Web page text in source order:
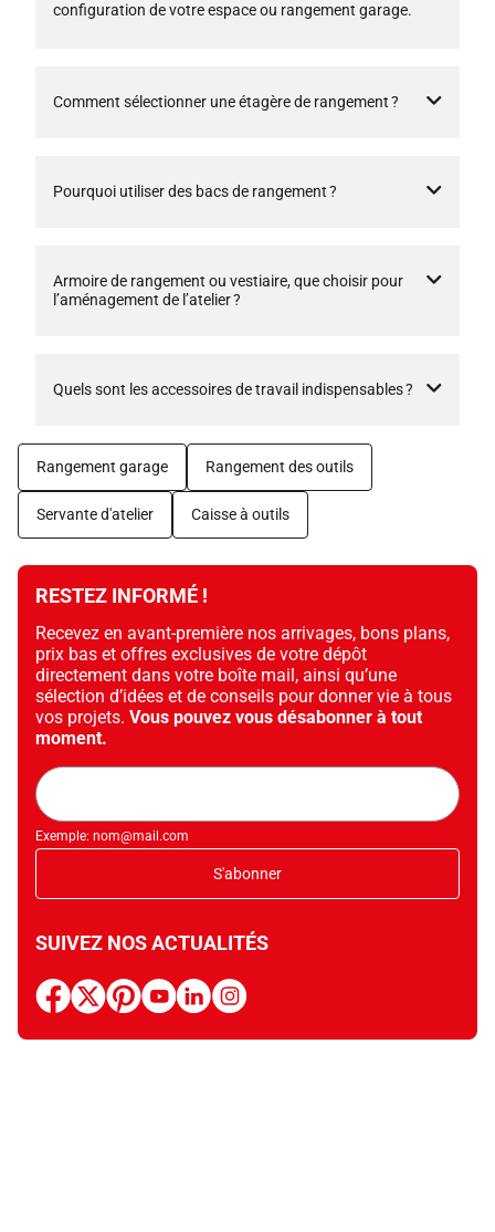
configuration de votre espace ou rangement garage.
Comment sélectionner une étagère de rangement ?
Pourquoi utiliser des bacs de rangement ?
Armoire de rangement ou vestiaire, que choisir pour
l’aménagement de l’atelier ?
Quels sont les accessoires de travail indispensables ?
Rangement garage Rangement des outils
Servante d'atelier Caisse à outils
RESTEZ INFORMÉ !
Recevez en avant-première nos arrivages, bons plans,
prix bas et offres exclusives de votre dépôt
directement dans votre boîte mail, ainsi qu’une
sélection d’idées et de conseils pour donner vie à tous
vos projets. Vous pouvez vous désabonner à tout
moment.
Adresse
mail
Exemple: nom@mail.com
S'abonner
SUIVEZ NOS ACTUALITÉS
facebook
x pinterestyoutubelinkedininstagram